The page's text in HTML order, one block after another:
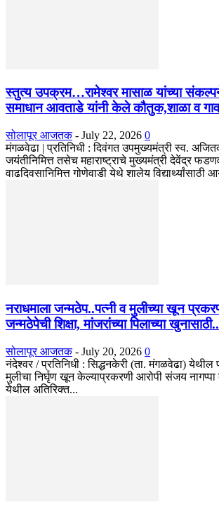
स्तुत्य उपक्रम…रामेश्वर मासाळ यांच्या
समाधान आवताडे यांनी केले कौतुक,शाळा व
सोलापूर आजतक - July 22, 2026 0
मंगळवेढा | प्रतिनिधी : दिवंगत उपमुख्यमंत्री स्व.
जयंतीनिमित्त तसेच महाराष्ट्राचे मुख्यमंत्री देवेंद्र
वाढदिवसानिमित्त गोणेवाडी येथे शालेय विद्यार्थ्यांसाठी
नराधमाला जन्मठेप..पत्नी व मुलीच्या खून
जन्मठेपेची शिक्षा, मांजरांच्या पिलाच्या
सोलापूर आजतक - July 20, 2026 0
नंदेश्वर / प्रतिनिधी : सिद्धनकेरी (ता. मंगळवेढा) येथील
मुलीचा निर्घृण खून केल्याप्रकरणी आरोपी संजय
येथील अतिरिक्त...